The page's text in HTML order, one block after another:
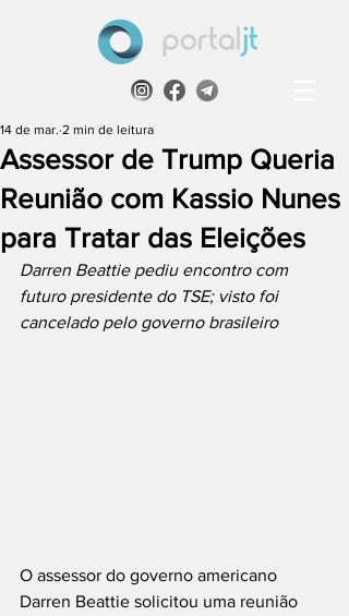
Assessor de Trump Queria
Reunião com Kassio Nunes
para Tratar das Eleições
14 de mar. 2 min de leitura
Darren Beattie pediu encontro com
futuro presidente do TSE; visto foi
cancelado pelo governo brasileiro
O assessor do governo americano
Darren Beattie solicitou uma reunião